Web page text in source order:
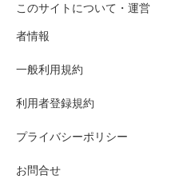
このサイトについて・運営
者情報
一般利用規約
利用者登録規約
プライバシーポリシー
お問合せ